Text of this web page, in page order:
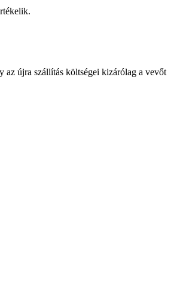
az újra szállítás költségei kizárólag a vevőt